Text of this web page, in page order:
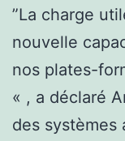
”La charge
nouvelle
nos plates-
« , a déclaré
des systèmes